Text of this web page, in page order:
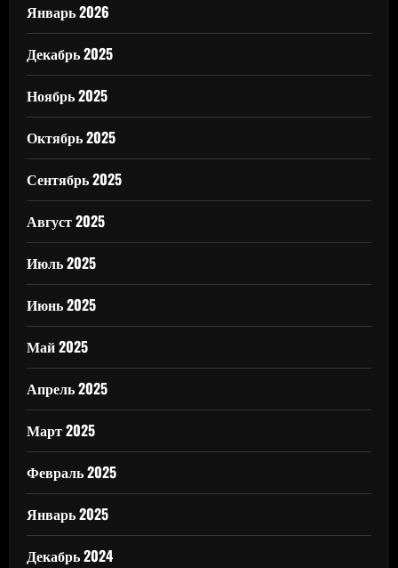
Январь 2026
Декабрь 2025
Ноябрь 2025
Октябрь 2025
Сентябрь 2025
Август 2025
Июль 2025
Июнь 2025
Май 2025
Апрель 2025
Март 2025
Февраль 2025
Январь 2025
Декабрь 2024